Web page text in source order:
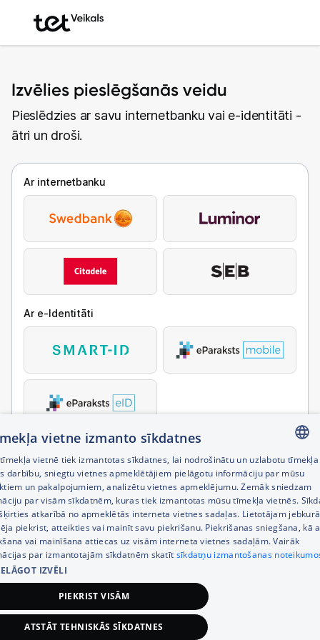
Izvēlies pieslēgšanās veidu
Pieslēdzies ar savu internetbanku vai e-identitāti -
ātri un droši.
Ar internetbanku
Ar e-Identitāti
LATVIAN
RUSSIAN
ENGLISH
vietne izmanto sīkdatnes
vietnē tiek izmantotas sīkdatnes, lai nodrošinātu un uzlabotu tīmekļa
darbību, sniegtu vietnes apmeklētājiem pielāgotu informāciju par mūsu
un pakalpojumiem, analizētu vietnes apmeklējumu. Zemāk sniedzam
par visām sīkdatnēm, kuras tiek izmantotas mūsu tīmekļa vietnēs.
atkarībā no apmeklētās interneta vietnes sadaļas. Lietotājam
piekrist, atteikties vai mainīt savu piekrišanu. Piekrišanas sniegšana, kā
vai mainīšana attiecas uz visām interneta vietnes sadaļām. Vairāk
par izmantotajām sīkdatnēm skatīt sīkdatņu izmantošanas
IZVĒLI
PIEKRIST VISĀM
ATSTĀT TEHNISKĀS SĪKDATNES